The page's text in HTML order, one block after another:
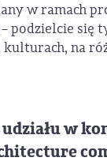
w ramach
podzielcie się
na
w